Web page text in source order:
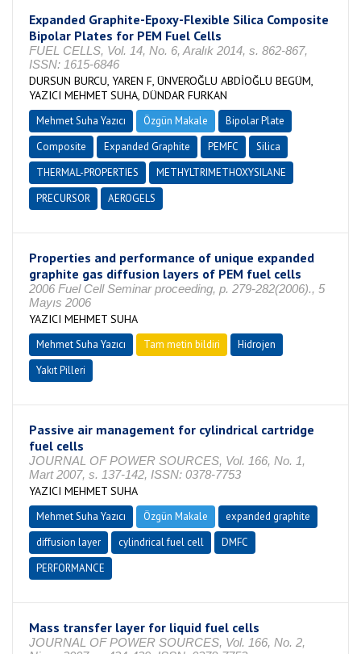
Expanded Graphite-Epoxy-Flexible Silica Composite
Bipolar Plates for PEM Fuel Cells
FUEL CELLS, Vol. 14, No. 6, Aralık 2014, s. 862-867,
ISSN: 1615-6846
DURSUN BURCU, YAREN F, ÜNVEROĞLU ABDİOĞLU BEGÜM,
YAZICI MEHMET SUHA, DÜNDAR FURKAN
Mehmet Suha Yazıcı Özgün Makale
Bipolar Plate
Composite
Expanded Graphite PEMFC
Silica
THERMAL-PROPERTIES
METHYLTRIMETHOXYSILANE
PRECURSOR
AEROGELS
Properties and performance of unique expanded
graphite gas diffusion layers of PEM fuel cells
2006 Fuel Cell Seminar proceeding, p. 279-282(2006)., 5
Mayıs 2006
YAZICI MEHMET SUHA
Mehmet Suha Yazıcı Tam metin bildiri
Hidrojen
Yakıt Pilleri
Passive air management for cylindrical cartridge
fuel cells
JOURNAL OF POWER SOURCES, Vol. 166, No. 1,
Mart 2007, s. 137-142, ISSN: 0378-7753
YAZICI MEHMET SUHA
Mehmet Suha Yazıcı Özgün Makale
expanded graphite
diffusion layer
cylindrical fuel cell
DMFC
PERFORMANCE
Mass transfer layer for liquid fuel cells
JOURNAL OF POWER SOURCES, Vol. 166, No. 2,